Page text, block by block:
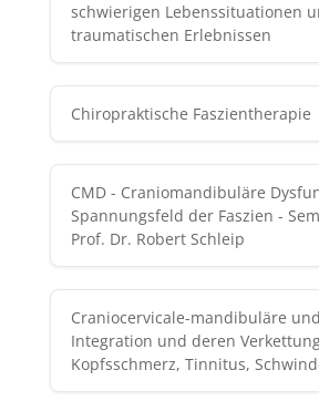
schwierigen Lebenssituationen
traumatischen Erlebnissen
Chiropraktische Faszientherapie
CMD - Craniomandibuläre
Spannungsfeld der Faszien -
Prof. Dr. Robert Schleip
Craniocervicale-mandibuläre
Integration und deren
Kopfsschmerz, Tinnitus,